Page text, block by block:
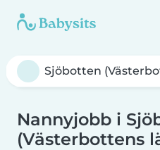
Nannyjobb i
(Västerbottens